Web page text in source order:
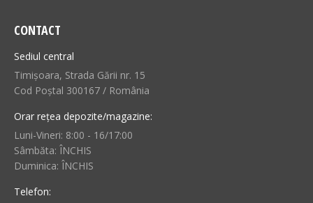
CONTACT
Sediul central
Timișoara, Strada Gării nr. 15
Cod Poștal 300167 / România
Orar rețea depozite/magazine:
Luni-Vineri: 8:00 - 16/17:00
Sâmbăta: ÎNCHIS
Duminica: ÎNCHIS
Telefon: